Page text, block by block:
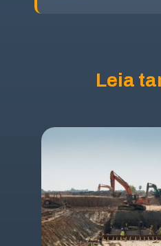
Leia